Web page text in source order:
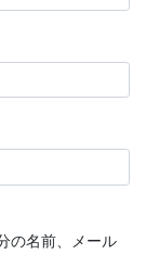
の名前、メール